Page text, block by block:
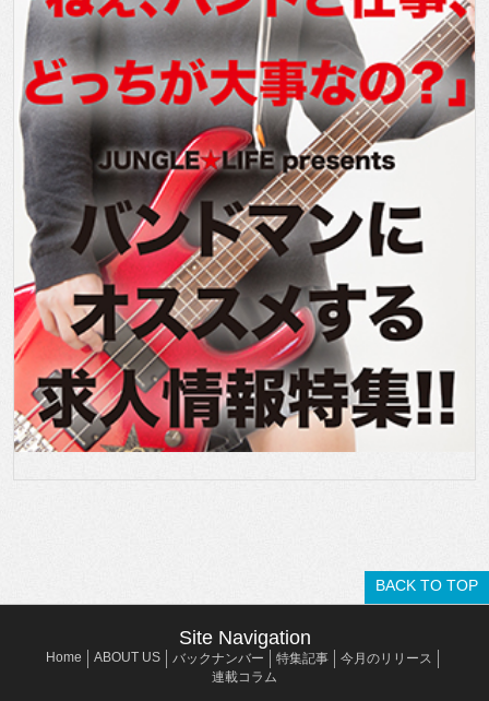
BACK TO TOP
Site Navigation
Home ABOUT US バックナンバー 特集記事
今月のリリース
連載コラム